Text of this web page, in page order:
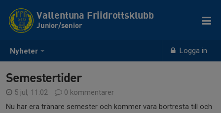
Nyheter Logga in
Vallentuna Friidrottsklubb
Junior/senior
Semestertider
5 jul, 11:02
0 kommentarer
Nu har era tränare semester och kommer vara bortresta till och